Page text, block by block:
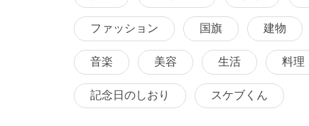
ファッション 国旗 建物
音楽 美容 生活 料理
記念日のしおり スケブくん